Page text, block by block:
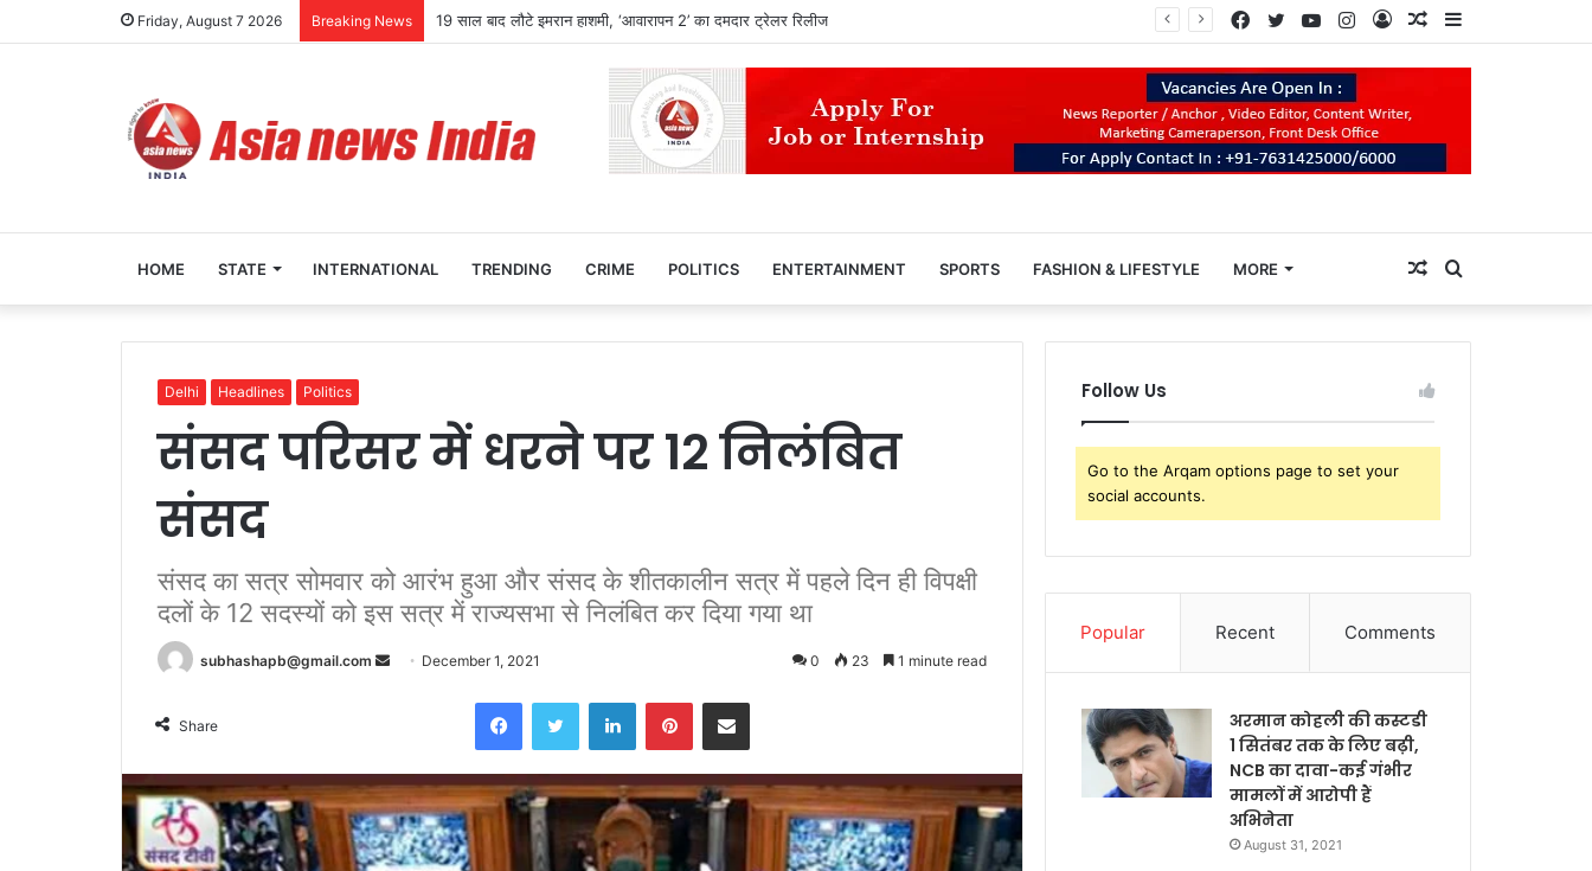
Friday, August 7 2026 Breaking News JPSC भर्ती विवाद पर CM हेमंत सोरेन का बड़ा बयान, बोले- जांच मेरे घर तक पहुंचे तो भी निष्पक्ष कार्रवाई हो Sidebar
Random
Log
Instagram
YouTube
Twitter
Facebook
HOME STATE INTERNATIONAL TRENDING CRIME POLITICS ENTERTAINMENT SPORTS FASHION & LIFESTYLE MORE Search
for
Random
Article
Delhi Headlines Politics
संसद परिसर में धरने पर 12 निलंबित
संसद
संसद का सत्र सोमवार को आरंभ हुआ और संसद के शीतकालीन सत्र में पहले दिन ही विपक्षी
दलों के 12 सदस्यों को इस सत्र में राज्यसभा से निलंबित कर दिया गया था
subhashapb@gmail.com
Send December 1, 2021 0 23 1 minute read
Share
FacebookTwitter LinkedInPinterestShare via Email
Follow Us
Go to the Arqam options page to set your
social accounts.
Popular Recent Comments
अरमान कोहली की कस्टडी
1 सितंबर तक के लिए बढ़ी,
NCB का दावा-कई गंभीर
मामलों में आरोपी हैं
अभिनेता
August 31, 2021